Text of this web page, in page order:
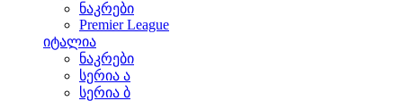
ნაკრები
Premier League
იტალია
ნაკრები
სერია ა
სერია ბ